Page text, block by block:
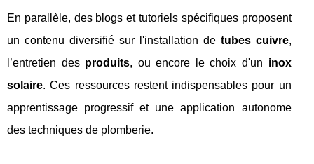
En parallèle, des blogs et tutoriels spécifiques proposent
un contenu diversifié sur l'installation de tubes cuivre,
l’entretien des produits, ou encore le choix d'un inox
solaire. Ces ressources restent indispensables pour un
apprentissage progressif et une application autonome
des techniques de plomberie.